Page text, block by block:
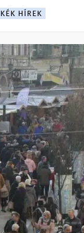
KÉK HÍREK